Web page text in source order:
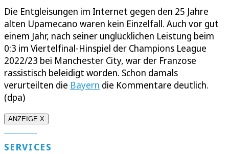
Die Entgleisungen im Internet gegen den 25 Jahre
alten Upamecano waren kein Einzelfall. Auch vor gut
einem Jahr, nach seiner unglücklichen Leistung beim
0:3 im Viertelfinal-Hinspiel der Champions League
2022/23 bei Manchester City, war der Franzose
rassistisch beleidigt worden. Schon damals
verurteilten die Bayern die Kommentare deutlich.
(dpa)
ANZEIGE X
SERVICES